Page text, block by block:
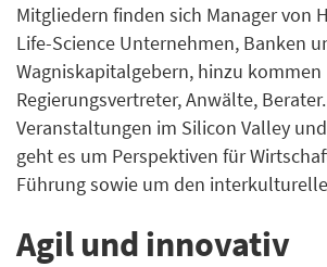
Mitgliedern finden sich Manager von
Life-Science Unternehmen, Banken
Wagniskapitalgebern, hinzu kommen
Regierungsvertreter, Anwälte,
Veranstaltungen im Silicon Valley
geht es um Perspektiven für
Führung sowie um den
Agil und innovativ